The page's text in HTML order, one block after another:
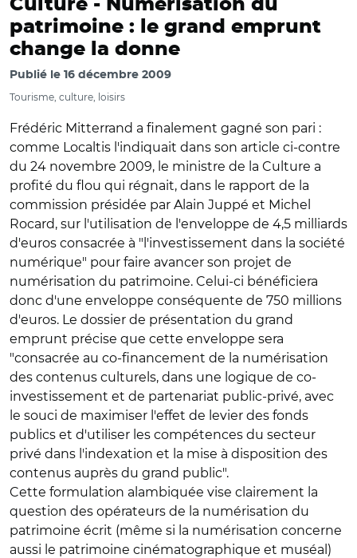
Culture - Numérisation du
patrimoine : le grand emprunt
change la donne
Publié le 16 décembre 2009
Tourisme, culture, loisirs
Frédéric Mitterrand a finalement gagné son pari :
comme Localtis l'indiquait dans son article ci-contre
du 24 novembre 2009, le ministre de la Culture a
profité du flou qui régnait, dans le rapport de la
commission présidée par Alain Juppé et Michel
Rocard, sur l'utilisation de l'enveloppe de 4,5 milliards
d'euros consacrée à "l'investissement dans la société
numérique" pour faire avancer son projet de
numérisation du patrimoine. Celui-ci bénéficiera
donc d'une enveloppe conséquente de 750 millions
d'euros. Le dossier de présentation du grand
emprunt précise que cette enveloppe sera
"consacrée au co-financement de la numérisation
des contenus culturels, dans une logique de co-
investissement et de partenariat public-privé, avec
le souci de maximiser l'effet de levier des fonds
publics et d'utiliser les compétences du secteur
privé dans l'indexation et la mise à disposition des
contenus auprès du grand public".
Cette formulation alambiquée vise clairement la
question des opérateurs de la numérisation du
patrimoine écrit (même si la numérisation concerne
aussi le patrimoine cinématographique et muséal)